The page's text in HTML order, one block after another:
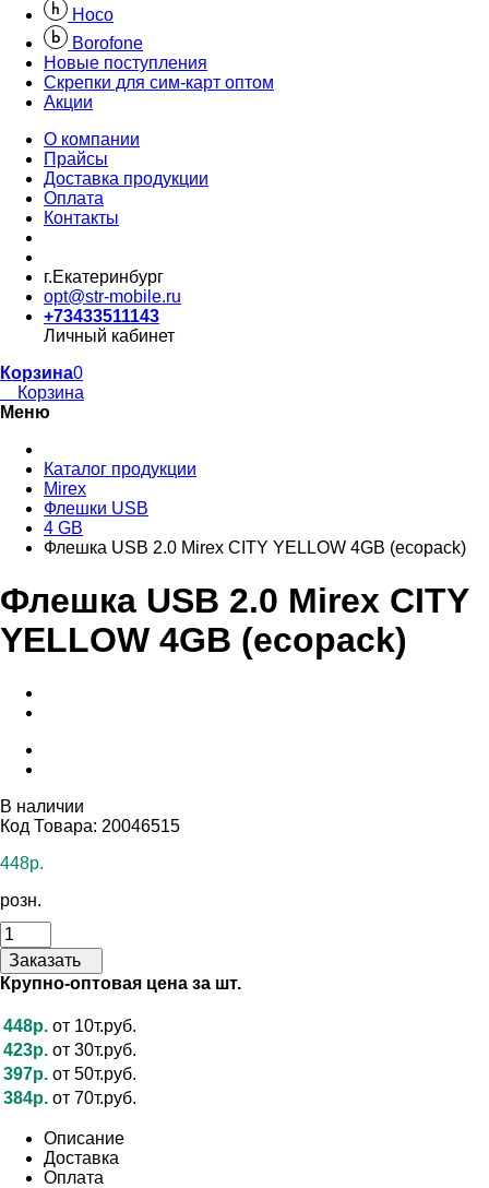
Hoco
Borofone
Новые поступления
Скрепки для сим-карт оптом
Акции
О компании
Прайсы
Доставка продукции
Оплата
Контакты
г.Екатеринбург
opt@str-mobile.ru
+73433511143
Личный кабинет
Корзина0
Корзина
Меню
Каталог продукции
Mirex
Флешки USB
4 GB
Флешка USB 2.0 Mirex CITY YELLOW 4GB (ecopack)
Флешка USB 2.0 Mirex CITY
YELLOW 4GB (ecopack)
В наличии
Код Товара: 20046515
448р.
розн.
Заказать
Крупно-оптовая цена за шт.
448р. от 10т.руб.
423р. от 30т.руб.
397р. от 50т.руб.
384р. от 70т.руб.
Описание
Доставка
Оплата